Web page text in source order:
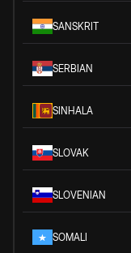
SANSKRIT
SERBIAN
SINHALA
SLOVAK
SLOVENIAN
SOMALI